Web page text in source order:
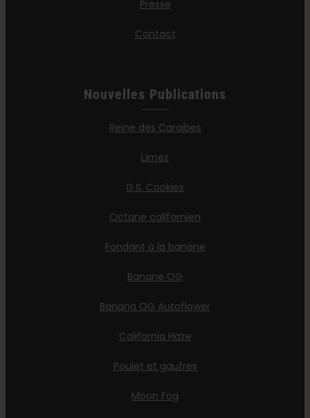
Presse
Contact
Nouvelles Publications
Reine des Caraïbes
Limez
G.S. Cookies
Octane californien
Fondant à la banane
Banane OG
Banana OG Autoflower
California Haze
Poulet et gaufres
Moon Fog